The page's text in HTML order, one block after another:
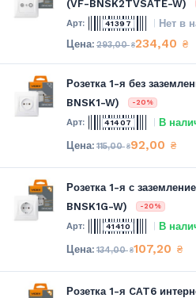
(VF-BNSK2TVSATE-W)
41397 Нет в
293,00₴234,40 ₴
Розетка 1-я без
BNSK1-W)
-20%
41407 В
115,00₴92,00 ₴
Розетка 1-я с
BNSK1G-W)
-20%
41410 В
134,00₴107,20 ₴
Розетка 1-я CAT6